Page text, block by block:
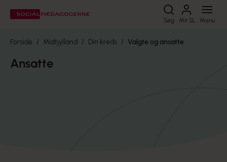
Søg Mit SL Menu
Søg
Forside Midtjylland Din kreds Valgte og ansatte
Ansatte